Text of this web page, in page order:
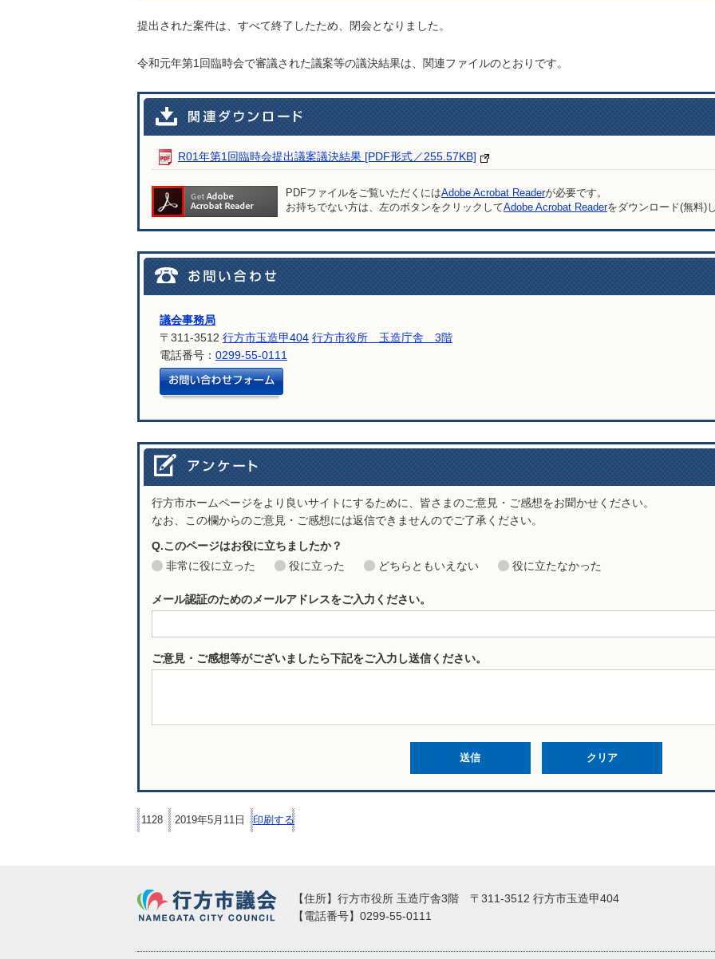
提出された案件は、すべて終了したため、閉会となりました。
令和元年第1回臨時会で審議された議案等の議決結果は、関連ファイルのとおりです。
R01年第1回臨時会提出議案議決結果 [PDF形式／255.57KB]
PDFファイルをご覧いただくにはAdobe Acrobat Readerが必要です。
お持ちでない方は、左のボタンをクリックしてAdobe Acrobat Readerをダウンロード(無料)
議会事務局
〒311-3512 行方市玉造甲404 行方市役所 玉造庁舎 3階
電話番号： 0299-55-0111
行方市ホームページをより良いサイトにするために、皆さまのご意見・ご感想をお聞かせください。
なお、この欄からのご意見・ご感想には返信できませんのでご了承ください。
Q.このページはお役に立ちましたか？
非常に役に立った
役に立った どちらともいえない 役に立たなかった
メール認証のためのメールアドレスをご入力ください。
ご意見・ご感想等がございましたら下記をご入力し送信ください。
1128 2019年5月11日 印刷する
行方市議会
【住所】行方市役所 玉造庁舎3階 〒311-3512 行方市玉造甲404
【電話番号】0299-55-0111